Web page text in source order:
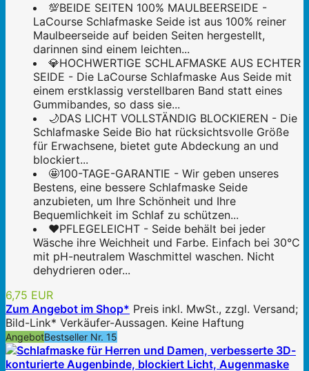
💯BEIDE SEITEN 100% MAULBEERSEIDE -
LaCourse Schlafmaske Seide ist aus 100% reiner
Maulbeerseide auf beiden Seiten hergestellt,
darinnen sind einem leichten...
💎HOCHWERTIGE SCHLAFMASKE AUS ECHTER
SEIDE - Die LaCourse Schlafmaske Aus Seide mit
einem erstklassig verstellbaren Band statt eines
Gummibandes, so dass sie...
🌙DAS LICHT VOLLSTÄNDIG BLOCKIEREN - Die
Schlafmaske Seide Bio hat rücksichtsvolle Größe
für Erwachsene, bietet gute Abdeckung an und
blockiert...
🤩100-TAGE-GARANTIE - Wir geben unseres
Bestens, eine bessere Schlafmaske Seide
anzubieten, um Ihre Schönheit und Ihre
Bequemlichkeit im Schlaf zu schützen...
❤️PFLEGELEICHT - Seide behält bei jeder
Wäsche ihre Weichheit und Farbe. Einfach bei 30°C
mit pH-neutralem Waschmittel waschen. Nicht
dehydrieren oder...
6,75 EUR
Zum Angebot im Shop* Preis inkl. MwSt., zzgl. Versand;
Bild-Link* Verkäufer-Aussagen. Keine Haftung
AngebotBestseller Nr. 15